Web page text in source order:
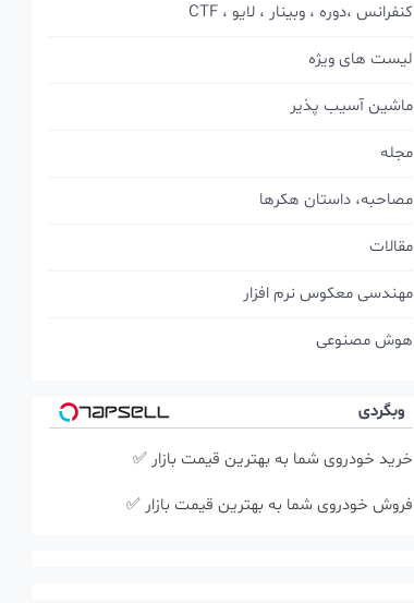
کنفرانس ،دوره ، وبینار ، لایو ، CTF
لیست های ویژه
ماشین آسیب پذیر
مجله
مصاحبه، داستان هکرها
مقالات
مهندسی معکوس نرم افزار
هوش مصنوعی
وبگردی
خرید خودروی شما به بهترین قیمت بازار ✅
فروش خودروی شما به بهترین قیمت بازار ✅